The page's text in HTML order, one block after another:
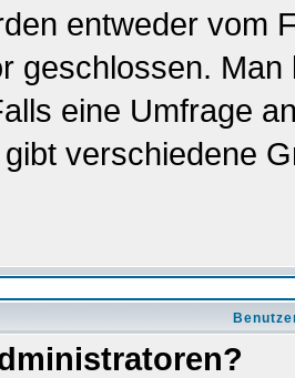
entweder vom
geschlossen.
eine Umfrage
verschiedene